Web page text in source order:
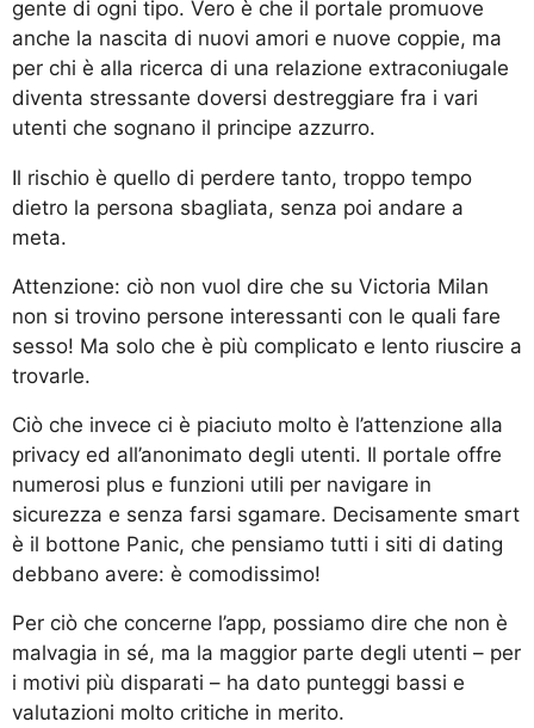
gente di ogni tipo. Vero è che il portale promuove
anche la nascita di nuovi amori e nuove coppie, ma
per chi è alla ricerca di una relazione extraconiugale
diventa stressante doversi destreggiare fra i vari
utenti che sognano il principe azzurro.
Il rischio è quello di perdere tanto, troppo tempo
dietro la persona sbagliata, senza poi andare a
meta.
Attenzione: ciò non vuol dire che su Victoria Milan
non si trovino persone interessanti con le quali fare
sesso! Ma solo che è più complicato e lento riuscire a
trovarle.
Ciò che invece ci è piaciuto molto è l’attenzione alla
privacy ed all’anonimato degli utenti. Il portale offre
numerosi plus e funzioni utili per navigare in
sicurezza e senza farsi sgamare. Decisamente smart
è il bottone Panic, che pensiamo tutti i siti di dating
debbano avere: è comodissimo!
Per ciò che concerne l’app, possiamo dire che non è
malvagia in sé, ma la maggior parte degli utenti – per
i motivi più disparati – ha dato punteggi bassi e
valutazioni molto critiche in merito.